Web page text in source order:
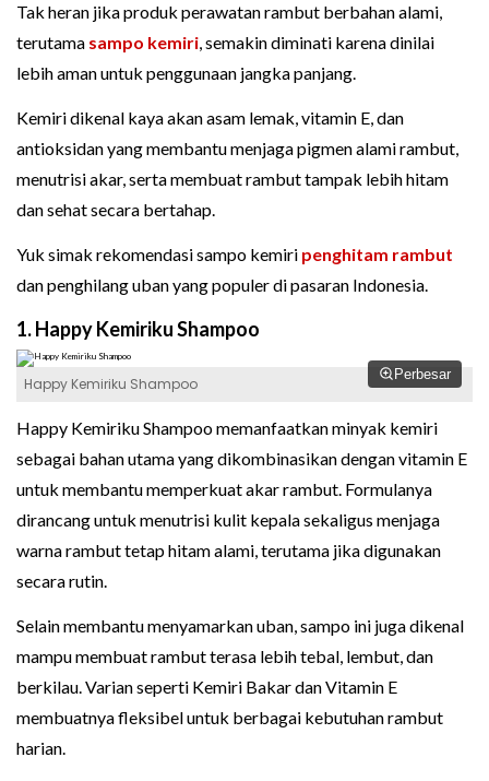
Tak heran jika produk perawatan rambut berbahan alami,
terutama sampo kemiri, semakin diminati karena dinilai
lebih aman untuk penggunaan jangka panjang.
Kemiri dikenal kaya akan asam lemak, vitamin E, dan
antioksidan yang membantu menjaga pigmen alami rambut,
menutrisi akar, serta membuat rambut tampak lebih hitam
dan sehat secara bertahap.
Yuk simak rekomendasi sampo kemiri penghitam rambut
dan penghilang uban yang populer di pasaran Indonesia.
1. Happy Kemiriku Shampoo
Perbesar
Happy Kemiriku Shampoo
Happy Kemiriku Shampoo memanfaatkan minyak kemiri
sebagai bahan utama yang dikombinasikan dengan vitamin E
untuk membantu memperkuat akar rambut. Formulanya
dirancang untuk menutrisi kulit kepala sekaligus menjaga
warna rambut tetap hitam alami, terutama jika digunakan
secara rutin.
Selain membantu menyamarkan uban, sampo ini juga dikenal
mampu membuat rambut terasa lebih tebal, lembut, dan
berkilau. Varian seperti Kemiri Bakar dan Vitamin E
membuatnya fleksibel untuk berbagai kebutuhan rambut
harian.